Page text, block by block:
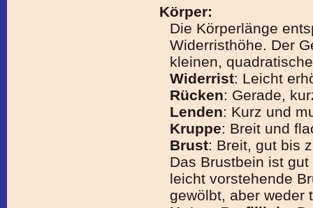
Körper:
Die Körperlänge
Widerristhöhe. Der
kleinen,
Widerrist: Leicht
Rücken: Gerade,
Lenden: Kurz und
Kruppe: Breit und
Brust: Breit, gut bis
Das Brustbein ist
leicht vorstehende
gewölbt, aber weder